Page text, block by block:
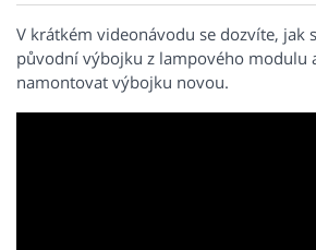
V krátkém videonávodu se dozvíte, jak
původní výbojku z lampového modulu
namontovat výbojku novou.